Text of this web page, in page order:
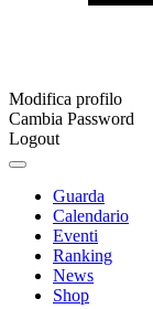
Modifica profilo
Cambia Password
Logout
Guarda
Calendario
Eventi
Ranking
News
Shop